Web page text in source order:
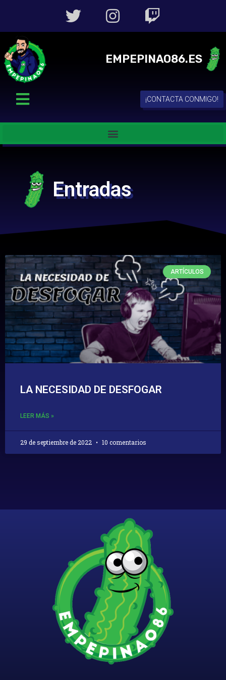
EMPEPINAO86.ES
¡CONTACTA CONMIGO!
Entradas
ARTÍCULOS
LA NECESIDAD DE DESFOGAR
LEER MÁS »
29 de septiembre de 2022 10 comentarios